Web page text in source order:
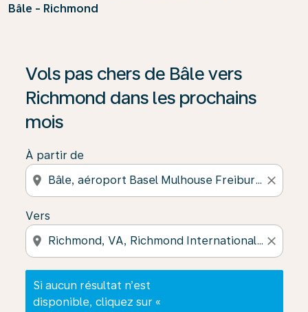
Bâle - Richmond
Vols pas chers de Bâle vers
Richmond dans les prochains
mois
À partir de
location_on close
Vers
location_on close
Si aucun résultat n’est
disponible, cliquez sur «
Si aucun résultat n’est disponible, cliquez sur «